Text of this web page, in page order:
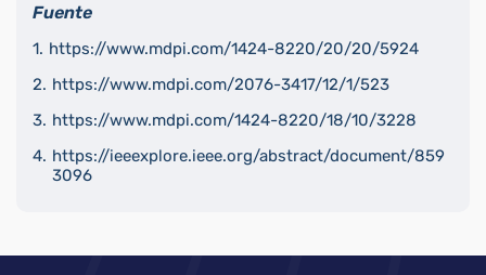
Fuente
https://www.mdpi.com/1424-8220/20/20/5924
https://www.mdpi.com/2076-3417/12/1/523
https://www.mdpi.com/1424-8220/18/10/3228
https://ieeexplore.ieee.org/abstract/document/859
3096